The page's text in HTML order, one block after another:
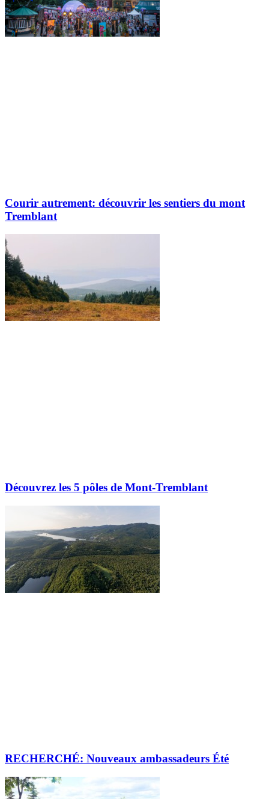
Courir autrement: découvrir les sentiers du mont
Tremblant
Découvrez les 5 pôles de Mont-Tremblant
RECHERCHÉ: Nouveaux ambassadeurs Été